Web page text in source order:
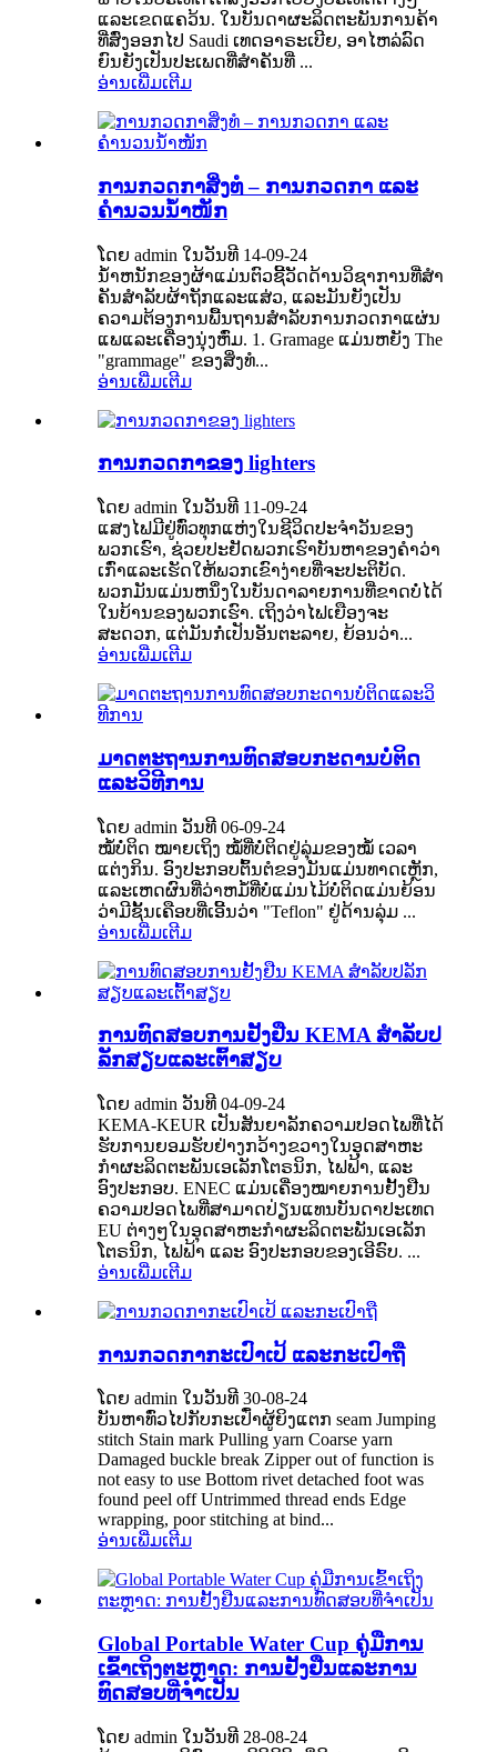
ແລະ​ເຂດ​ແຄວ້ນ. ໃນ​ບັນ​ດາ​ຜະ​ລິດ​ຕະ​ພັນ​ການ​ຄ້າ​
ທີ່​ສົ່ງ​ອອກ​ໄປ Saudi ເທດ​ອາ​ຣະ​ເບີຍ, ອາ​ໄຫລ່​ລົດ​
ຍົນ​ຍັງ​ເປັນ​ປະ​ເພດ​ທີ່​ສໍາ​ຄັນ​ທີ່ ...
ອ່ານເພີ່ມເຕີມ
ການກວດກາສິ່ງທໍ – ການກວດກາ ແລະ
ຄຳນວນນ້ຳໜັກ
ໂດຍ admin ໃນວັນທີ 14-09-24
ນ້ໍາຫນັກຂອງຜ້າແມ່ນຕົວຊີ້ວັດດ້ານວິຊາການທີ່ສໍາ
ຄັນສໍາລັບຜ້າຖັກແລະແສ່ວ, ແລະມັນຍັງເປັນ
ຄວາມຕ້ອງການພື້ນຖານສໍາລັບການກວດກາແຜ່ນ
ແພແລະເຄື່ອງນຸ່ງຫົ່ມ. 1. Gramage ແມ່ນຫຍັງ The
"grammage" ຂອງສິ່ງທໍ...
ອ່ານເພີ່ມເຕີມ
ການກວດກາຂອງ lighters
ໂດຍ admin ໃນວັນທີ 11-09-24
ແສງໄຟມີຢູ່ທົ່ວທຸກແຫ່ງໃນຊີວິດປະຈໍາວັນຂອງ
ພວກເຮົາ, ຊ່ວຍປະຢັດພວກເຮົາບັນຫາຂອງຄໍາວ່າ
ເກົ່າແລະເຮັດໃຫ້ພວກເຂົາງ່າຍທີ່ຈະປະຕິບັດ.
ພວກມັນແມ່ນຫນຶ່ງໃນບັນດາລາຍການທີ່ຂາດບໍ່ໄດ້
ໃນບ້ານຂອງພວກເຮົາ. ເຖິງວ່າໄຟເຍືອງຈະ
ສະດວກ, ແຕ່ມັນກໍ່ເປັນອັນຕະລາຍ, ຍ້ອນວ່າ...
ອ່ານເພີ່ມເຕີມ
ມາດ​ຕະ​ຖານ​ການ​ທົດ​ສອບ​ກະ​ດານ​ບໍ່​ຕິດ​
ແລະ​ວິ​ທີ​ການ​
ໂດຍ admin ວັນທີ 06-09-24
ໝໍ້ບໍ່ຕິດ ໝາຍເຖິງ ໝໍ້ທີ່ບໍ່ຕິດຢູ່ລຸ່ມຂອງໝໍ້ ເວລາ
ແຕ່ງກິນ. ອົງປະກອບຕົ້ນຕໍຂອງມັນແມ່ນທາດເຫຼັກ,
ແລະເຫດຜົນທີ່ວ່າຫມໍ້ທີ່ບໍ່ແມ່ນໄມ້ບໍ່ຕິດແມ່ນຍ້ອນ
ວ່າມີຊັ້ນເຄືອບທີ່ເອີ້ນວ່າ "Teflon" ຢູ່ດ້ານລຸ່ມ ...
ອ່ານເພີ່ມເຕີມ
ການທົດສອບການຢັ້ງຢືນ KEMA ສໍາລັບປ
ລັກສຽບແລະເຕົ້າສຽບ
ໂດຍ admin ວັນທີ 04-09-24
KEMA-KEUR ເປັນສັນຍາລັກຄວາມປອດໄພທີ່ໄດ້
ຮັບການຍອມຮັບຢ່າງກວ້າງຂວາງໃນອຸດສາຫະ
ກໍາຜະລິດຕະພັນເອເລັກໂຕຣນິກ, ໄຟຟ້າ, ແລະ
ອົງປະກອບ. ENEC ແມ່ນເຄື່ອງໝາຍການຢັ້ງຢືນ
ຄວາມປອດໄພທີ່ສາມາດປ່ຽນແທນບັນດາປະເທດ
EU ຕ່າງໆໃນອຸດສາຫະກຳຜະລິດຕະພັນເອເລັກ
ໂຕຣນິກ, ໄຟຟ້າ ແລະ ອົງປະກອບຂອງເອີຣົບ. ...
ອ່ານເພີ່ມເຕີມ
ການກວດກາກະເປົາເປ້ ແລະກະເປົາຖື
ໂດຍ admin ໃນວັນທີ 30-08-24
ບັນຫາທົ່ວໄປກັບກະເປົ໋າຜູ້ຍິງແຕກ seam Jumping
stitch Stain mark Pulling yarn Coarse yarn
Damaged buckle break Zipper out of function is
not easy to use Bottom rivet detached foot was
found peel off Untrimmed thread ends Edge
wrapping, poor stitching at bind...
ອ່ານເພີ່ມເຕີມ
Global Portable Water Cup ຄູ່ມືການ
ເຂົ້າເຖິງຕະຫຼາດ: ການຢັ້ງຢືນແລະການ
ທົດສອບທີ່ຈໍາເປັນ
ໂດຍ admin ໃນວັນທີ 28-08-24